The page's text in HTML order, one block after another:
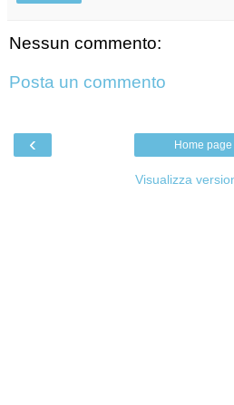
Nessun commento:
Posta un commento
‹ Home page
Visualizza